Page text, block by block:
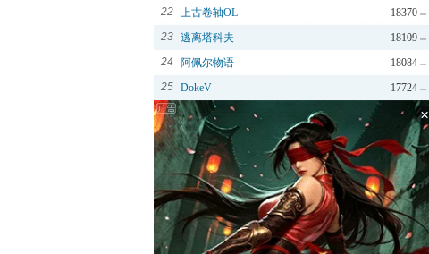
22
18370
上古卷轴OL
23
18109
逃离塔科夫
24
18084
阿佩尔物语
25
17724
DokeV
×